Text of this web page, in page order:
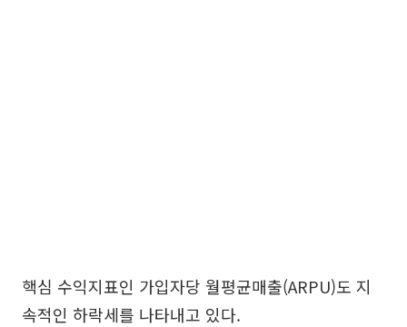
핵심 수익지표인 가입자당 월평균매출(ARPU)도 지
속적인 하락세를 나타내고 있다.